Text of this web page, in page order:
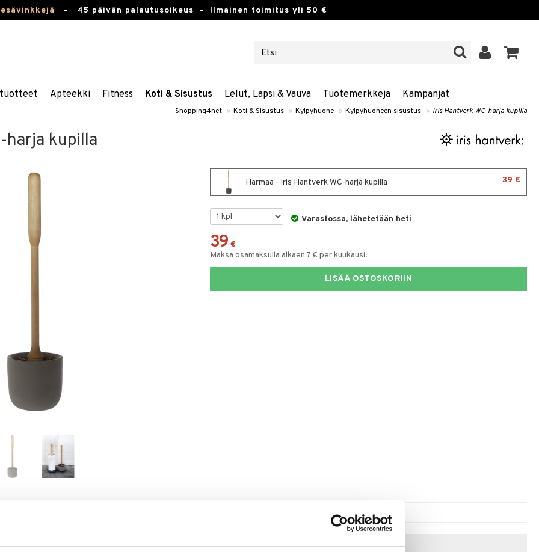
- 45 päivän palautusoikeus - Ilmainen toimitus yli 50 €
Apteekki Fitness Koti & Sisustus Lelut, Lapsi & Vauva Tuotemerkkejä Kampanjat
Shopping4net » Koti & Sisustus » Kylpyhuone » Kylpyhuoneen sisustus » Iris Hantverk WC-harja kupilla
harja kupilla
Harmaa - Iris Hantverk WC-harja kupilla 39 €
Varastossa, lähetetään heti
39 €
Maksa osamaksulla alkaen 7 € per kuukausi.
LISÄÄ OSTOSKORIIN
löydöt kotiin! Vinkkejä sinulle